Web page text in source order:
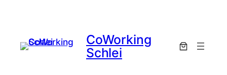
springen
CoWorking
Schlei